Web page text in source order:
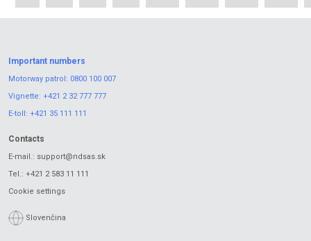
Important numbers
Motorway patrol: 0800 100 007
Vignette: +421 2 32 777 777
E-toll: +421 35 111 111
Contacts
E-mail.: support@ndsas.sk
Tel.: +421 2 583 11 111
Cookie settings
Slovenčina